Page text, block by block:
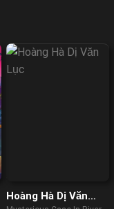
Hoàng Hà Dị Văn